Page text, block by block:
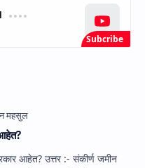
:- संकीर्ण जमीन